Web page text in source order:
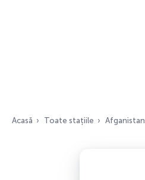
Acasă Toate stațiile Afganistan